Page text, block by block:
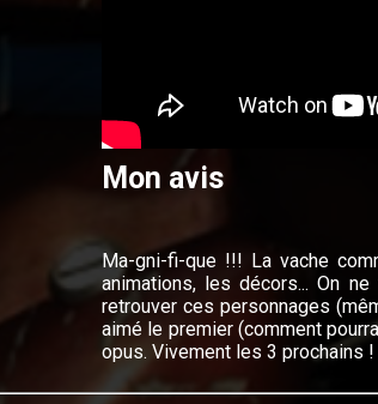
Mon avis
Ma-gni-fi-que !!! La vache
animations, les décors... On
retrouver ces personnages
aimé le premier (comment
opus. Vivement les 3 prochains !